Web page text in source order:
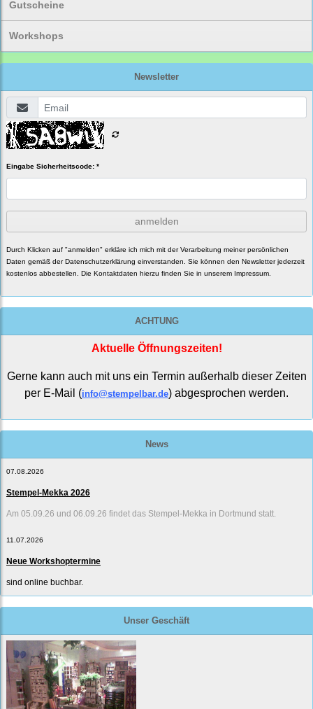
Gutscheine
Workshops
Newsletter
Eingabe Sicherheitscode: *
anmelden
Durch Klicken auf "anmelden" erkläre ich mich mit der Verarbeitung meiner persönlichen
Daten gemäß der Datenschutzerklärung einverstanden. Sie können den Newsletter jederzeit
kostenlos abbestellen. Die Kontaktdaten hierzu finden Sie in unserem Impressum.
ACHTUNG
Aktuelle Öffnungszeiten!
Gerne kann auch mit uns ein Termin außerhalb dieser Zeiten
per E-Mail (info@stempelbar.de) abgesprochen werden.
News
07.08.2026
Stempel-Mekka 2026
Am 05.09.26 und 06.09.26 findet das Stempel-Mekka in Dortmund statt.
11.07.2026
Neue Workshoptermine
sind online buchbar.
Unser Geschäft